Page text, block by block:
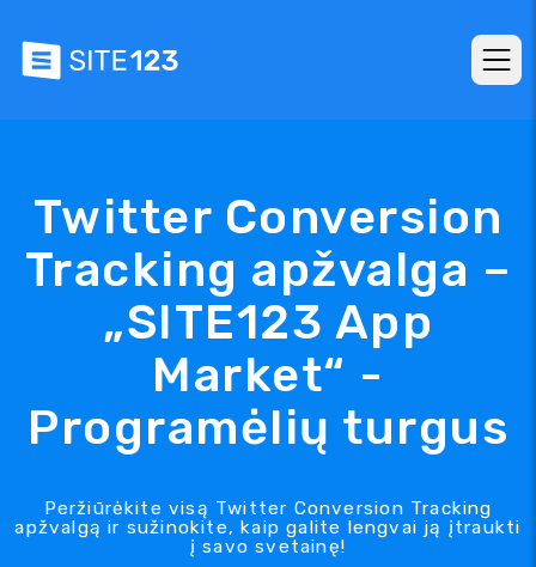
Twitter Conversion
Tracking apžvalga –
„SITE123 App
Market“ -
Programėlių turgus
Peržiūrėkite visą Twitter Conversion Tracking
apžvalgą ir sužinokite, kaip galite lengvai ją įtraukti
į savo svetainę!